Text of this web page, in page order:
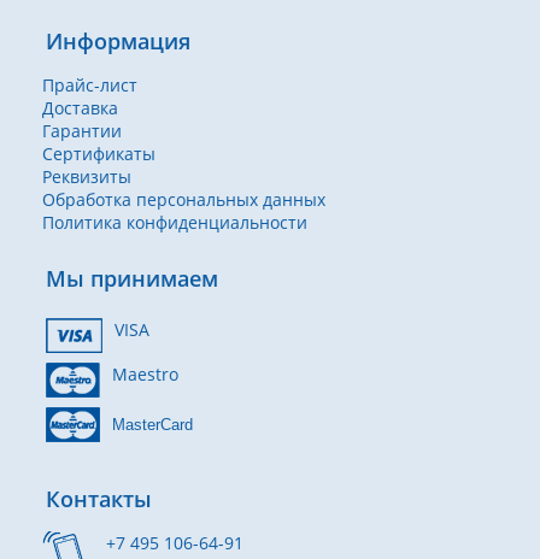
Информация
Прайс-лист
Доставка
Гарантии
Сертификаты
Реквизиты
Обработка персональных данных
Политика конфиденциальности
Мы принимаем
VISA
Maestro
MasterCard
Контакты
+7 495 106-64-91